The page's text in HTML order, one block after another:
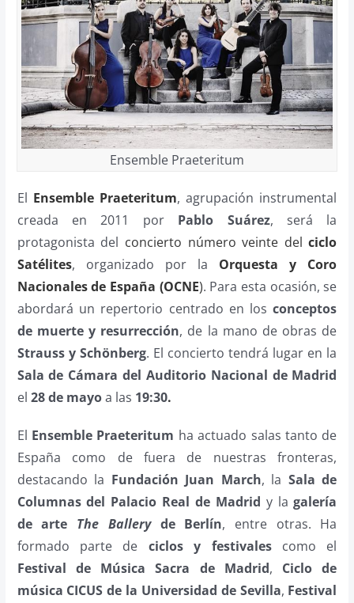
Ensemble Praeteritum
El Ensemble Praeteritum, agrupación instrumental
creada en 2011 por Pablo Suárez, será la
protagonista del concierto número veinte delciclo
Satélites, organizado por la Orquesta y Coro
Nacionales de España (OCNE). Para esta ocasión, se
abordará un repertorio centrado en losconceptos
de muerte y resurrección, de la mano de obras de
Strauss y Schönberg. El concierto tendrá lugar en la
Sala de Cámara del Auditorio Nacional de Madrid
el 28 de mayoa las 19:30.
El Ensemble Praeteritum ha actuado salas tanto de
España como de fuera de nuestras fronteras,
destacando la Fundación Juan March, la Sala de
Columnas del Palacio Real de Madrid y lagalería
de arte The Balleryde Berlín, entre otras. Ha
formado parte de ciclos y festivalescomo el
Festival de Música Sacra de Madrid, Ciclo de
música CICUS de la Universidad de Sevilla, Festival